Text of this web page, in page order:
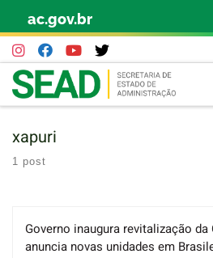
Skip to content
ac.gov.br
xapuri
1 post
Governo inaugura revitalização da
anuncia novas unidades em